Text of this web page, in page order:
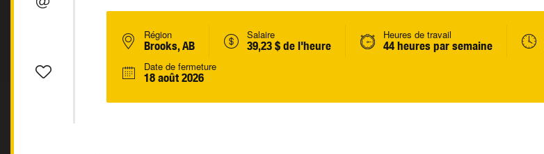
Région
Brooks, AB
Salaire
39,23 $ de l'heure
Heures de travail
44 heures par semaine
Date de fermeture
18 août 2026